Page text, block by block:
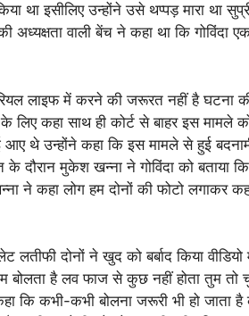
था इसीलिए उन्होंने उसे थप्पड़ मारा था
अध्यक्षता वाली बेंच ने कहा था कि गोविंदा
लाइफ में करने की जरूरत नहीं है घटना
लिए कहा साथ ही कोर्ट से बाहर इस
थे उन्होंने कहा कि इस मामले से हुई
दौरान मुकेश खन्ना ने गोविंदा को
ने कहा लोग हम दोनों की फोटो लगाकर
दोनों ने खुद को बर्बाद किया
बोलता है लव फाज से कुछ नहीं होता तुम
कि कभी-कभी बोलना जरूरी भी हो जाता